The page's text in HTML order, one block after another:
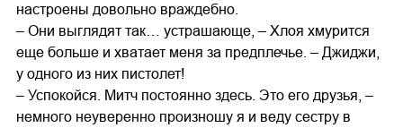
настроены довольно враждебно.
– Они выглядят так… устрашающе, – Хлоя хмурится
еще больше и хватает меня за предплечье. – Джиджи,
у одного из них пистолет!
– Успокойся. Митч постоянно здесь. Это его друзья, –
немного неуверенно произношу я и веду сестру в